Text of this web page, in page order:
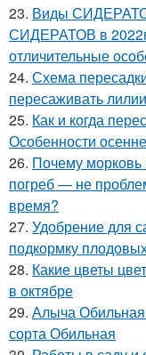
23. Виды
СИДЕРАТОВ в
отличительные
24. Схема
пересаживать
25. Как и когда
Особенности
26. Почему морковь
погреб — не
время?
27. Удобрение для
подкормку
28. Какие цветы
в октябре
29. Алыча
сорта Обильная